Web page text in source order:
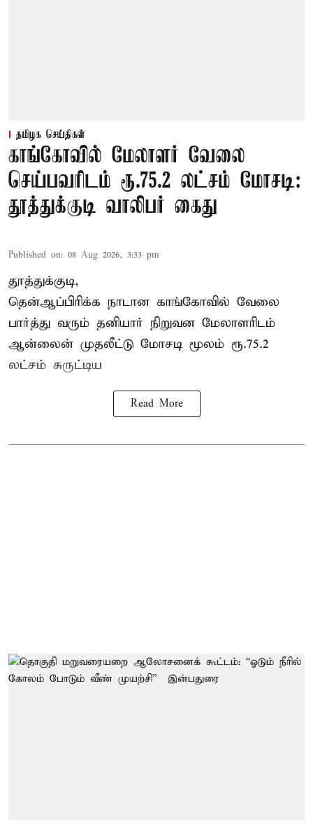
தமிழக செய்திகள்
காங்கோவில் மேலாளர் வேலை
செய்பவரிடம் ரூ.75.2 லட்சம் மோசடி:
தூத்துக்குடி வாலிபர் கைது
Published on: 08 Aug 2026, 3:33 pm
தூத்துக்குடி,
தென்ஆப்பிரிக்க நாடான காங்கோவில் வேலை
பார்த்து வரும் தனியார் நிறுவன மேலாளரிடம்
ஆன்லைன் முதலீட்டு மோசடி மூலம் ரூ.75.2
லட்சம் சுருட்டிய
Read More